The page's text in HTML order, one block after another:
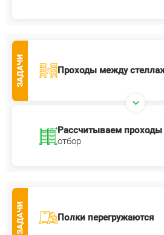
ЗАДАЧИ Проходы между
Рассчитываем проходы
отбор
ЗАДАЧИ Полки перегружаются